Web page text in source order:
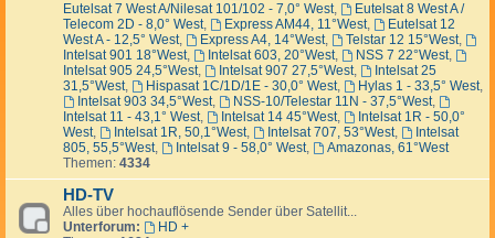
Eutelsat 7 West A/Nilesat 101/102 - 7,0° West,
Eutelsat 8 West A /
Telecom 2D - 8,0° West, Express AM44, 11°West,
Eutelsat 12
West A - 12,5° West, Express A4, 14°West, Telstar 12 15°West,
Intelsat 901 18°West, Intelsat 603, 20°West, NSS 7 22°West,
Intelsat 905 24,5°West, Intelsat 907 27,5°West,
Intelsat 25
31,5°West, Hispasat 1C/1D/1E - 30,0° West, Hylas 1 - 33,5° West,
Intelsat 903 34,5°West, NSS-10/Telestar 11N - 37,5°West,
Intelsat 11 - 43,1° West, Intelsat 14 45°West,
Intelsat 1R - 50,0°
West, Intelsat 1R, 50,1°West, Intelsat 707, 53°West,
Intelsat
805, 55,5°West, Intelsat 9 - 58,0° West,
Amazonas, 61°West
Themen: 4334
HD-TV
Alles über hochauflösende Sender über Satellit...
Unterforum:
HD +